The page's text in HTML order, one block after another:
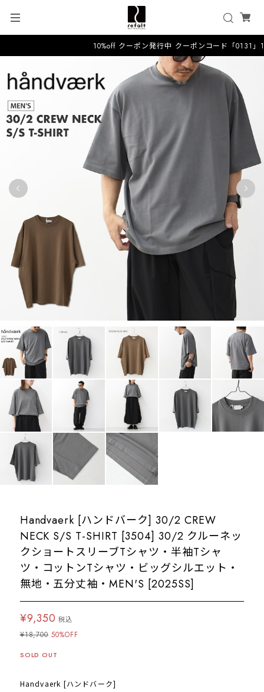
10%off クーポン発行中 クーポンコード「0131」
Handvaerk [ハンドバーク] 30/2 CREW
NECK S/S T-SHIRT [3504] 30/2 クルーネッ
クショートスリーブTシャツ・半袖Tシャ
ツ・コットンTシャツ・ビッグシルエット・
無地・五分丈袖・MEN'S [2025SS]
¥9,350 税込
¥18,700 50%OFF
SOLD OUT
Handvaerk [ハンドバーク]